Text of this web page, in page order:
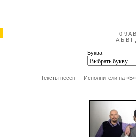
0-9 A
А Б В Г
Буква
Тексты песен — Исполнители на «Б»